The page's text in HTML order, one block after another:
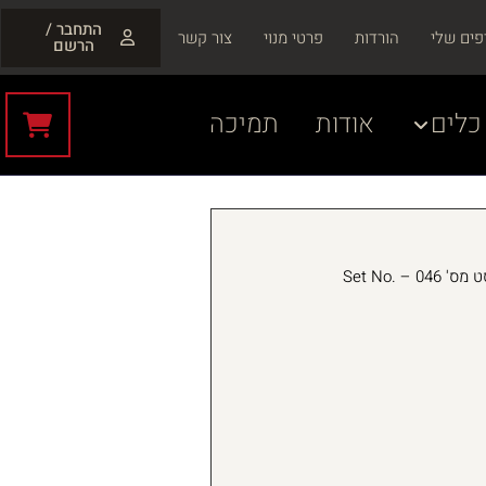
שלי הורדות פרטי מנוי צור קשר התחבר /
הרשם
אודות תמיכה
סט מס' 046 – Set No.